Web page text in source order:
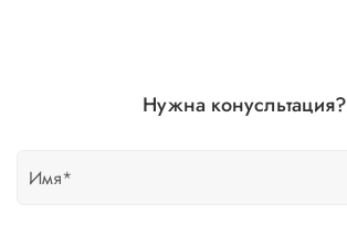
Нужна конусльтация?